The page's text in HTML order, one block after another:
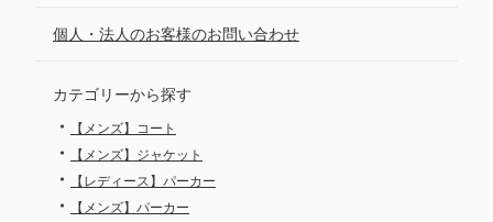
個人・法人のお客様のお問い合わせ
カテゴリーから探す
・ 【メンズ】コート
・ 【メンズ】ジャケット
・ 【レディース】パーカー
・ 【メンズ】パーカー